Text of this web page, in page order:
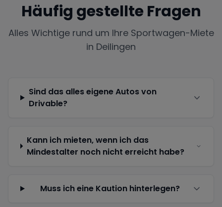
Häufig gestellte Fragen
Alles Wichtige rund um Ihre Sportwagen-Miete
in Deilingen
Sind das alles eigene Autos von
Drivable?
Kann ich mieten, wenn ich das
Mindestalter noch nicht erreicht habe?
Muss ich eine Kaution hinterlegen?